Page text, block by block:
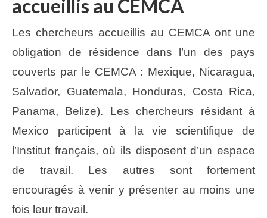
accueillis au CEMCA
Les chercheurs accueillis au CEMCA ont une
obligation de résidence dans l’un des pays
couverts par le CEMCA : Mexique, Nicaragua,
Salvador, Guatemala, Honduras, Costa Rica,
Panama, Belize). Les chercheurs résidant à
Mexico participent à la vie scientifique de
l’Institut français, où ils disposent d’un espace
de travail. Les autres sont fortement
encouragés à venir y présenter au moins une
fois leur travail.